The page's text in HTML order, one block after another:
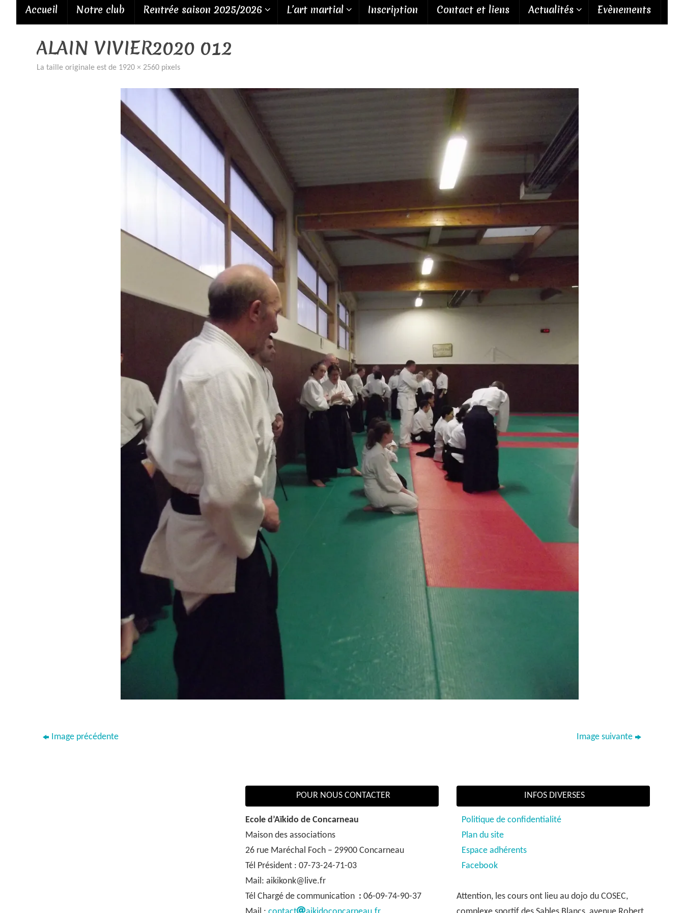
Accueil Notre club Rentrée saison 2025/2026 L’art martial Inscription Contact et liens Actualités Evènements
ALAIN VIVIER2020 012
La taille originale est de 1920 × 2560 pixels
Image précédente Image suivante
POUR NOUS CONTACTER
Ecole d’Aïkido de Concarneau
Maison des associations
26 rue Maréchal Foch – 29900 Concarneau
Tél Président : 07-73-24-71-03
Mail: aikikonk@live.fr
Tél Chargé de communication : 06-09-74-90-37
INFOS DIVERSES
Politique de confidentialité
Plan du site
Espace adhérents
Facebook
Attention, les cours ont lieu au dojo du COSEC,